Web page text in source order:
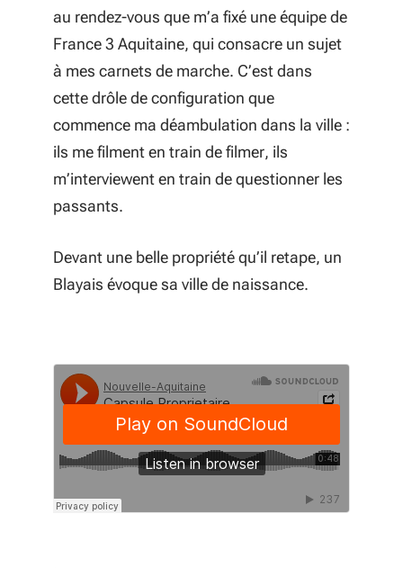
au rendez-vous que m’a fixé une équipe de
France 3 Aquitaine, qui consacre un sujet
à mes carnets de marche. C’est dans
cette drôle de configuration que
commence ma déambulation dans la ville :
ils me filment en train de filmer, ils
m’interviewent en train de questionner les
passants.
Devant une belle propriété qu’il retape, un
Blayais évoque sa ville de naissance.